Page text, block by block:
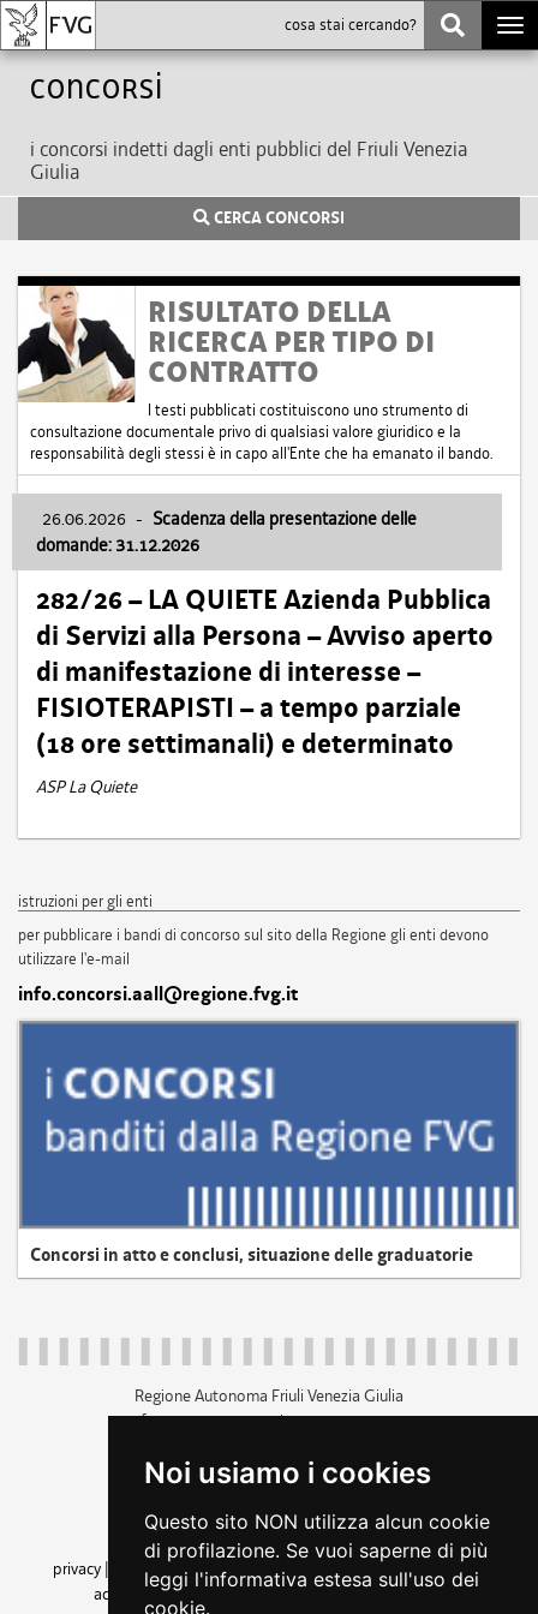
Noi usiamo i cookies
Questo sito NON utilizza alcun cookie
di profilazione. Se vuoi saperne di più
leggi l'informativa estesa sull'uso dei
cookie.
Concorsi
i concorsi indetti dagli enti pubblici del Friuli Venezia
Giulia
CERCA CONCORSI
RISULTATO DELLA
RICERCA PER TIPO DI
CONTRATTO
I testi pubblicati costituiscono uno strumento di
consultazione documentale privo di qualsiasi valore giuridico e la
responsabilità degli stessi è in capo all'Ente che ha emanato il bando.
26.06.2026 - Scadenza della presentazione delle
domande: 31.12.2026
282/26 – LA QUIETE Azienda Pubblica
di Servizi alla Persona – Avviso aperto
di manifestazione di interesse –
FISIOTERAPISTI – a tempo parziale
(18 ore settimanali) e determinato
ASP La Quiete
istruzioni per gli enti
per pubblicare i bandi di concorso sul sito della Regione gli enti devono
utilizzare l'e-mail
info.concorsi.aall@regione.fvg.it
Concorsi in atto e conclusi, situazione delle graduatorie
Regione Autonoma Friuli Venezia Giulia
c.f. 80014930327; p.iva 00526040324
+39 040 3771111
amministrazione trasparente
privacy
cookie |note legali accessibilità
dichiarazione di
accessibilità| feedback cambio preferenze cookie